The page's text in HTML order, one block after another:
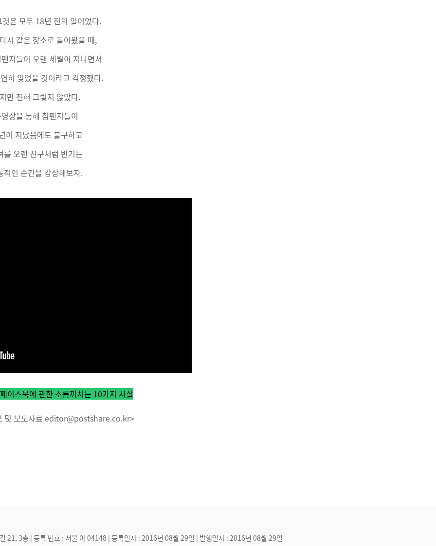
은 모두 18년 전의 일이었다.
시 같은 장소로 돌아왔을 때,
지들이 오랜 세월이 지나면서
히 잊었을 것이라고 걱정했다.
만 전혀 그렇지 않았다.
상을 통해 침팬지들이
이 지났음에도 불구하고
를 오랜 친구처럼 반기는
적인 순간을 감상해보자.
이스북에 관한 소름끼치는 10가지 사실
및 보도자료 editor@postshare.co.kr>
21, 3층 | 등록 번호 : 서울 아 04148 | 등록일자 : 2016년 08월 29일 | 발행일자 : 2016년 08월 29일